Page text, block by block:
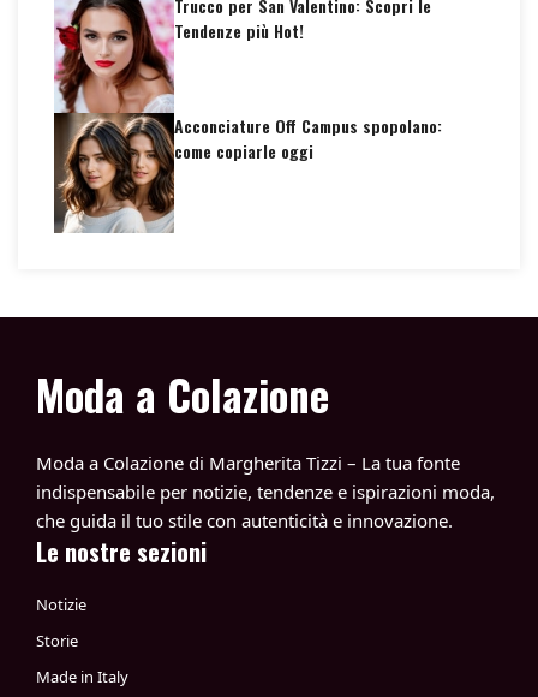
Trucco per San Valentino: Scopri le
Tendenze più Hot!
Acconciature Off Campus spopolano:
come copiarle oggi
Moda a Colazione
Moda a Colazione di Margherita Tizzi – La tua fonte
indispensabile per notizie, tendenze e ispirazioni moda,
che guida il tuo stile con autenticità e innovazione.
Le nostre sezioni
Notizie
Storie
Made in Italy